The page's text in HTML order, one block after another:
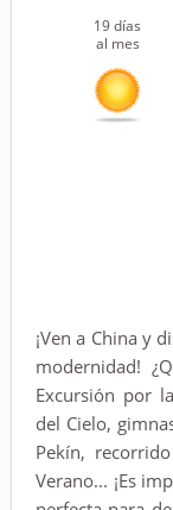
19 días
al mes
¡Ven a China y
modernidad!
Excursión por
del Cielo,
Pekín,
Verano... ¡Es